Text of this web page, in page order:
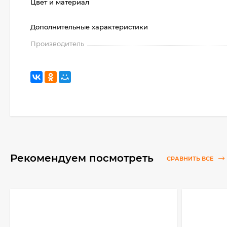
Цвет и материал
Дополнительные характеристики
Производитель
Рекомендуем посмотреть СРАВНИТЬ ВСЕ